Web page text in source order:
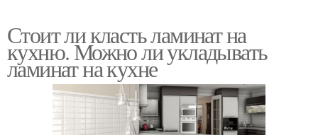
Стоит ли класть ламинат на
кухню. Можно ли укладывать
ламинат на кухне